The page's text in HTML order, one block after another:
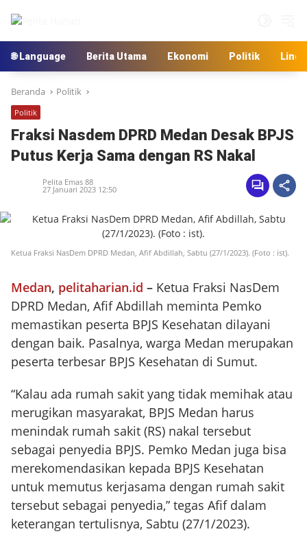
🌐 Language Berita Utama Ekonomi Politik
Beranda Politik
Politik
Fraksi Nasdem DPRD Medan Desak BPJS
Putus Kerja Sama dengan RS Nakal
Pelita Emas 88
27 Januari 2023 12:50
Ketua Fraksi NasDem DPRD Medan, Afif Abdillah, Sabtu (27/1/2023). (Foto : ist).
Medan, pelitaharian.id – Ketua Fraksi NasDem
DPRD Medan, Afif Abdillah meminta Pemko
memastikan peserta BPJS Kesehatan dilayani
dengan baik. Pasalnya, warga Medan merupakan
peserta terbesar BPJS Kesehatan di Sumut.
“Kalau ada rumah sakit yang tidak memihak atau
merugikan masyarakat, BPJS Medan harus
menindak rumah sakit (RS) nakal tersebut
sebagai penyedia BPJS. Pemko Medan juga bisa
merekomendasikan kepada BPJS Kesehatan
untuk memutus kerjasama dengan rumah sakit
tersebut sebagai penyedia,” tegas Afif dalam
keterangan tertulisnya, Sabtu (27/1/2023).